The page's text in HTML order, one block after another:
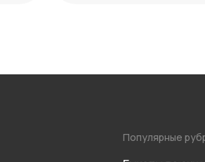
Популярные